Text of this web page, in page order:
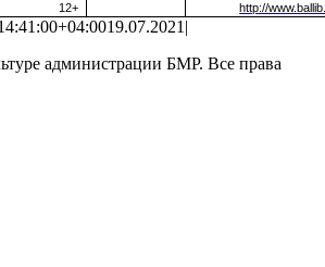
12+
http://
19.07.2021|
администрации БМР. Все права